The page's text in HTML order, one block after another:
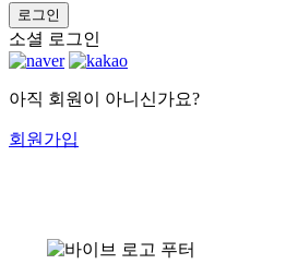
로그인
소셜 로그인
아직 회원이 아니신가요?
회원가입